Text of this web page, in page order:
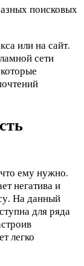
поисковых
или на сайт.
сети
что ему нужно.
негатива и
На данный
для ряда
легко